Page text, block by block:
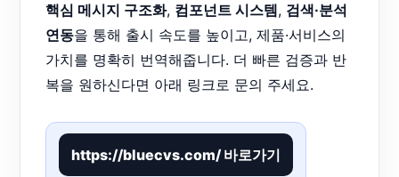
핵심 메시지 구조화, 컴포넌트 시스템, 검색·분석
연동을 통해 출시 속도를 높이고, 제품·서비스의
가치를 명확히 번역해줍니다. 더 빠른 검증과 반
복을 원하신다면 아래 링크로 문의 주세요.
https://bluecvs.com/ 바로가기